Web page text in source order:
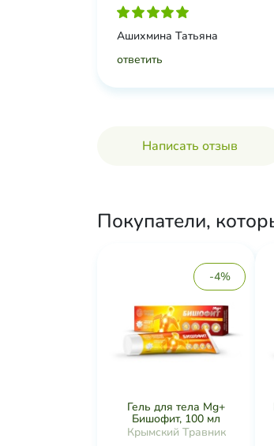
Ашихмина Татьяна
ответить
Написать отзыв
Покупатели,
-4%
Гель для тела Mg+
Бишофит, 100 мл
Крымский Травник